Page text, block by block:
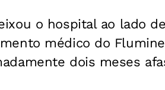
o hospital ao lado
médico do
dois meses